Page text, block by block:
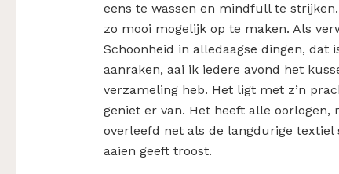
eens te wassen en mindfull te
zo mooi mogelijk op te maken. Als
Schoonheid in alledaagse dingen,
aanraken, aai ik iedere avond het
verzameling heb. Het ligt met z’n
geniet er van. Het heeft alle
overleefd net als de langdurige textiel
aaien geeft troost.